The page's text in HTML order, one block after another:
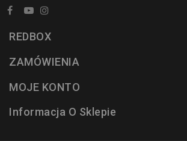
REDBOX
ZAMÓWIENIA
MOJE KONTO
Informacja O Sklepie